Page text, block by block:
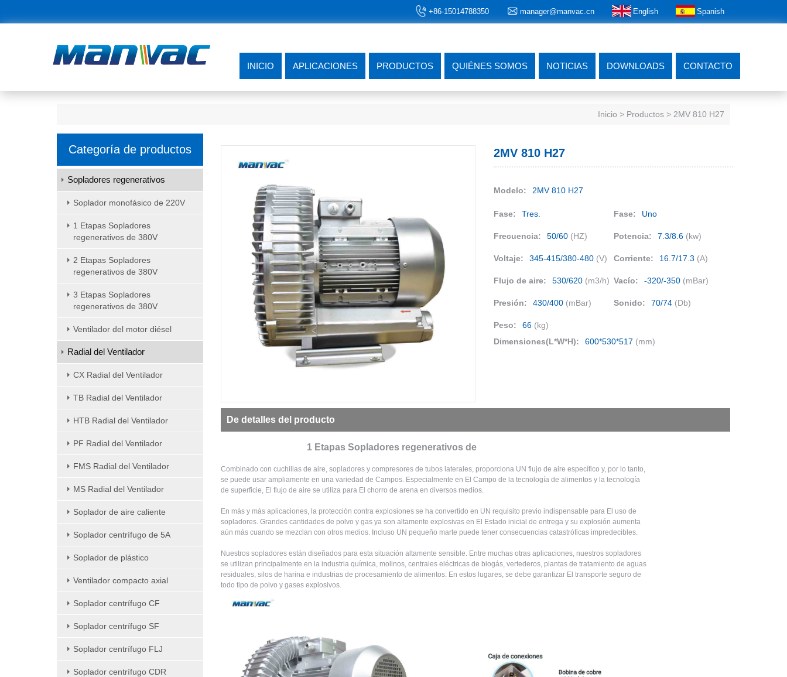
Spanish
English
manager@manvac.cn
+86-15014788350
INICIO APLICACIONES PRODUCTOS QUIÉNES SOMOS NOTICIAS DOWNLOADS CONTACTO
Inicio > Productos > 2MV 810 H27
Categoría de productos
Sopladores regenerativos
Soplador monofásico de 220V
1 Etapas Sopladores
regenerativos de 380V
2 Etapas Sopladores
regenerativos de 380V
3 Etapas Sopladores
regenerativos de 380V
Ventilador del motor diésel
Radial del Ventilador
CX Radial del Ventilador
TB Radial del Ventilador
HTB Radial del Ventilador
PF Radial del Ventilador
FMS Radial del Ventilador
MS Radial del Ventilador
Soplador de aire caliente
Soplador centrífugo de 5A
Soplador de plástico
Ventilador compacto axial
Soplador centrífugo CF
Soplador centrífugo SF
Soplador centrífugo FLJ
Soplador centrífugo CDR
2MV 810 H27
Modelo: 2MV 810 H27
Fase: Tres. Fase: Uno
Frecuencia: 50/60 (HZ) Potencia: 7.3/8.6(kw)
Voltaje: 345-415/380-480 (V) Corriente: 16.7/17.3 (A)
Flujo de aire: 530/620 (m3/h) Vacío: -320/-350(mBar)
Presión: 430/400 (mBar) Sonido: 70/74(Db)
Peso: 66 (kg)
Dimensiones(L*W*H):
600*530*517 (mm)
De detalles del producto
1 Etapas Sopladores regenerativos de
Combinado con cuchillas de aire, sopladores y compresores de tubos laterales, proporciona UN flujo de aire específico y, por lo tanto,
se puede usar ampliamente en una variedad de Campos. Especialmente en El Campo de la tecnología de alimentos y la tecnología
de superficie, El flujo de aire se utiliza para El chorro de arena en diversos medios.
En más y más aplicaciones, la protección contra explosiones se ha convertido en UN requisito previo indispensable para El uso de
sopladores. Grandes cantidades de polvo y gas ya son altamente explosivas en El Estado inicial de entrega y su explosión aumenta
aún más cuando se mezclan con otros medios. Incluso UN pequeño marte puede tener consecuencias catastróficas impredecibles.
Nuestros sopladores están diseñados para esta situación altamente sensible. Entre muchas otras aplicaciones, nuestros sopladores
se utilizan principalmente en la industria química, molinos, centrales eléctricas de biogás, vertederos, plantas de tratamiento de aguas
residuales, silos de harina e industrias de procesamiento de alimentos. En estos lugares, se debe garantizar El transporte seguro de
todo tipo de polvo y gases explosivos. ​